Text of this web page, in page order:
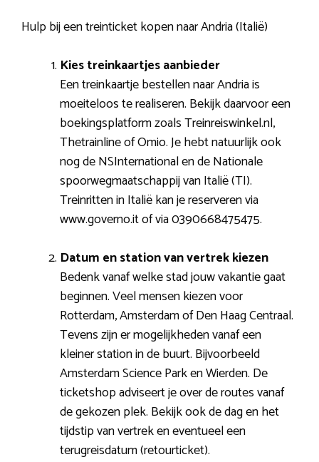
Hulp bij een treinticket kopen naar Andria (Italië)
Kies treinkaartjes aanbieder
Een treinkaartje bestellen naar Andria is
moeiteloos te realiseren. Bekijk daarvoor een
boekingsplatform zoals Treinreiswinkel.nl,
Thetrainline of Omio. Je hebt natuurlijk ook
nog de NSInternational en de Nationale
spoorwegmaatschappij van Italië (TI).
Treinritten in Italië kan je reserveren via
www.governo.it of via 0390668475475.
Datum en station van vertrek kiezen
Bedenk vanaf welke stad jouw vakantie gaat
beginnen. Veel mensen kiezen voor
Rotterdam, Amsterdam of Den Haag Centraal.
Tevens zijn er mogelijkheden vanaf een
kleiner station in de buurt. Bijvoorbeeld
Amsterdam Science Park en Wierden. De
ticketshop adviseert je over de routes vanaf
de gekozen plek. Bekijk ook de dag en het
tijdstip van vertrek en eventueel een
terugreisdatum (retourticket).